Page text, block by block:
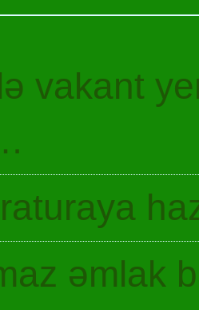
vakant
əmlak